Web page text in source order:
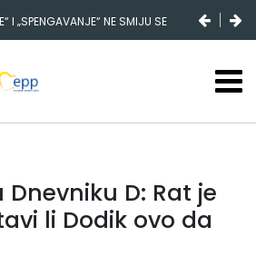
EURA IZ IGMANA NE MOŽE BITI
ODGOVORNOST MORAJU SNOSITI
KADROVI
Dnevniku D: Rat je
li Dodik ovo da